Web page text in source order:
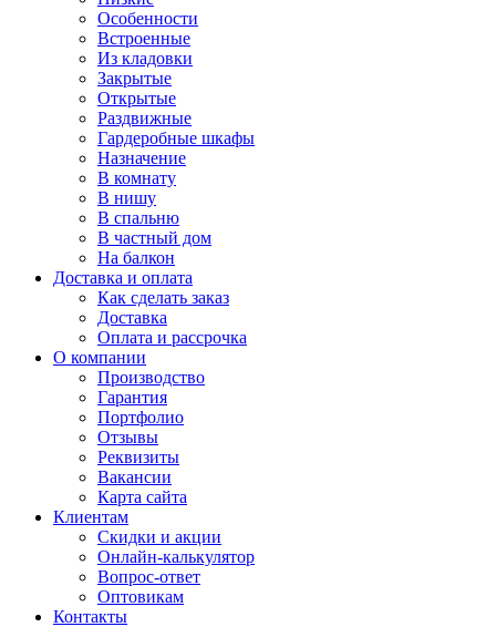
Особенности
Встроенные
Из кладовки
Закрытые
Открытые
Раздвижные
Гардеробные шкафы
Назначение
В комнату
В нишу
В спальню
В частный дом
На балкон
Доставка и оплата
Как сделать заказ
Доставка
Оплата и рассрочка
О компании
Производство
Гарантия
Портфолио
Отзывы
Реквизиты
Вакансии
Карта сайта
Клиентам
Скидки и акции
Онлайн-калькулятор
Вопрос-ответ
Оптовикам
Контакты